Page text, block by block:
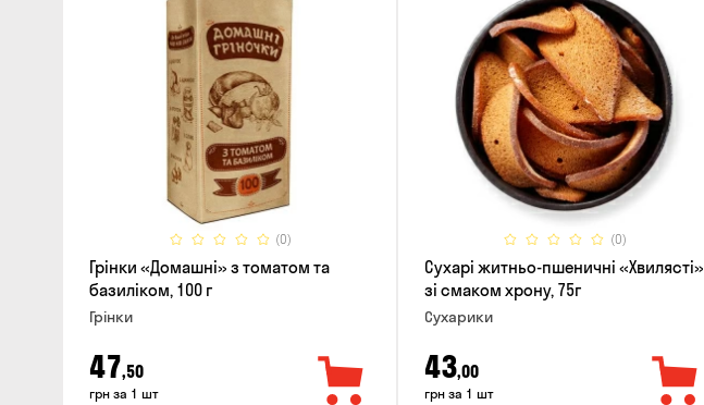
(0)
Грінки «Домашні» з томатом та
базиліком, 100 г
Грінки
47,50
грн за 1 шт
(0)
Сухарі житньо-пшеничні «Хвилясті»
зі смаком хрону, 75г
Сухарики
43,00
грн за 1 шт